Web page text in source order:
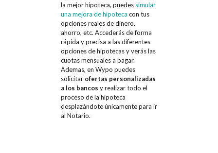
la mejor hipoteca, puedes simular
una mejora de hipoteca con tus
opciones reales de dinero,
ahorro, etc. Accederás de forma
rápida y precisa a las diferentes
opciones de hipotecas y verás las
cuotas mensuales a pagar.
Ademas, en Wypo puedes
solicitar ofertas personalizadas
a los bancos y realizar todo el
proceso de la hipoteca
desplazándote únicamente para ir
al Notario.